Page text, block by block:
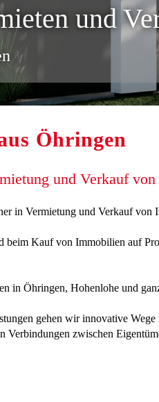
und
Öhringen
und Verkauf
in Vermietung und Verkauf von
beim Kauf von Immobilien auf
in Öhringen, Hohenlohe und
gehen wir innovative Wege
zwischen